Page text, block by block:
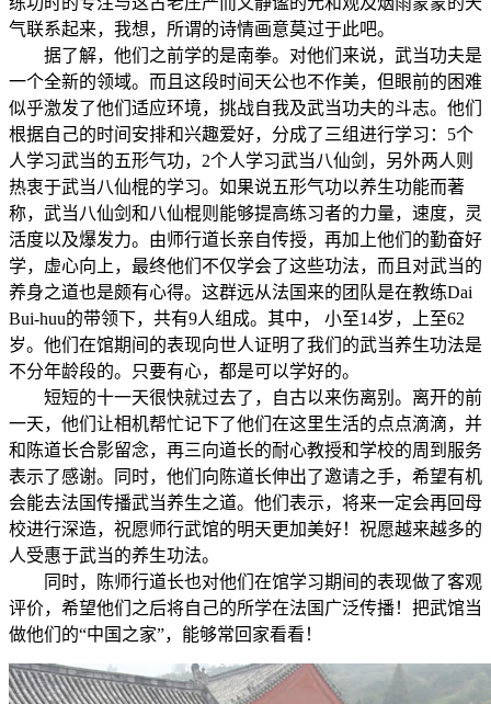
气联系起来，我想，所谓的诗情画意莫过于此吧。
据了解，他们之前学的是南拳。对他们来说，武当功夫是
一个全新的领域。而且这段时间天公也不作美，但眼前的困难
似乎激发了他们适应环境，挑战自我及武当功夫的斗志。他们
根据自己的时间安排和兴趣爱好，分成了三组进行学习：5个
人学习武当的五形气功，2个人学习武当八仙剑，另外两人则
热衷于武当八仙棍的学习。如果说五形气功以养生功能而著
称，武当八仙剑和八仙棍则能够提高练习者的力量，速度，灵
活度以及爆发力。由师行道长亲自传授，再加上他们的勤奋好
学，虚心向上，最终他们不仅学会了这些功法，而且对武当的
养身之道也是颇有心得。这群远从法国来的团队是在教练Dai
Bui-huu的带领下，共有9人组成。其中， 小至14岁，上至62
岁。他们在馆期间的表现向世人证明了我们的武当养生功法是
不分年龄段的。只要有心，都是可以学好的。
短短的十一天很快就过去了，自古以来伤离别。离开的前
一天，他们让相机帮忙记下了他们在这里生活的点点滴滴，并
和陈道长合影留念，再三向道长的耐心教授和学校的周到服务
表示了感谢。同时，他们向陈道长伸出了邀请之手，希望有机
会能去法国传播武当养生之道。他们表示，将来一定会再回母
校进行深造，祝愿师行武馆的明天更加美好！祝愿越来越多的
人受惠于武当的养生功法。
同时，陈师行道长也对他们在馆学习期间的表现做了客观
评价，希望他们之后将自己的所学在法国广泛传播！把武馆当
做他们的“中国之家”，能够常回家看看！